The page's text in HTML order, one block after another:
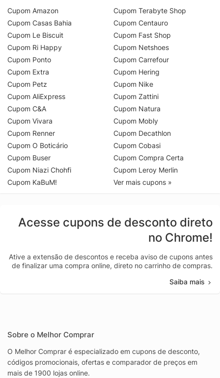
Cupom Amazon
Cupom Casas Bahia
Cupom Le Biscuit
Cupom Ri Happy
Cupom Ponto
Cupom Extra
Cupom Petz
Cupom AliExpress
Cupom C&A
Cupom Vivara
Cupom Renner
Cupom O Boticário
Cupom Buser
Cupom Niazi Chohfi
Cupom KaBuM!
Cupom Terabyte Shop
Cupom Centauro
Cupom Fast Shop
Cupom Netshoes
Cupom Carrefour
Cupom Hering
Cupom Nike
Cupom Zattini
Cupom Natura
Cupom Mobly
Cupom Decathlon
Cupom Cobasi
Cupom Compra Certa
Cupom Leroy Merlin
Ver mais cupons »
Acesse cupons de desconto direto
no Chrome!
Ative a extensão de descontos e receba aviso de cupons antes
de finalizar uma compra online, direto no carrinho de compras.
Saiba mais
Sobre o Melhor Comprar
O Melhor Comprar é especializado em cupons de desconto,
códigos promocionais, ofertas e comparador de preços em
mais de 1900 lojas online.